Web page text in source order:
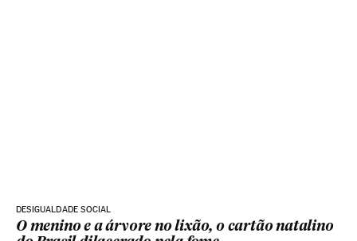
DESIGUALDADE SOCIAL
O menino e a árvore no lixão, o cartão natalino